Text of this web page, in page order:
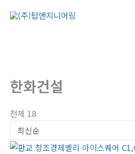
한화건설
전체 18